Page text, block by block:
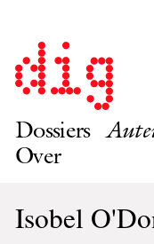
Dossiers
Over
Isobel